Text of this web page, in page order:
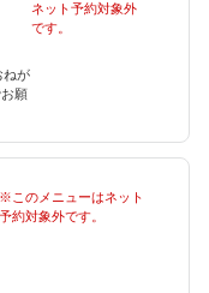
が
願
ネット予約対象外
です。
※このメニューはネット
予約対象外です。